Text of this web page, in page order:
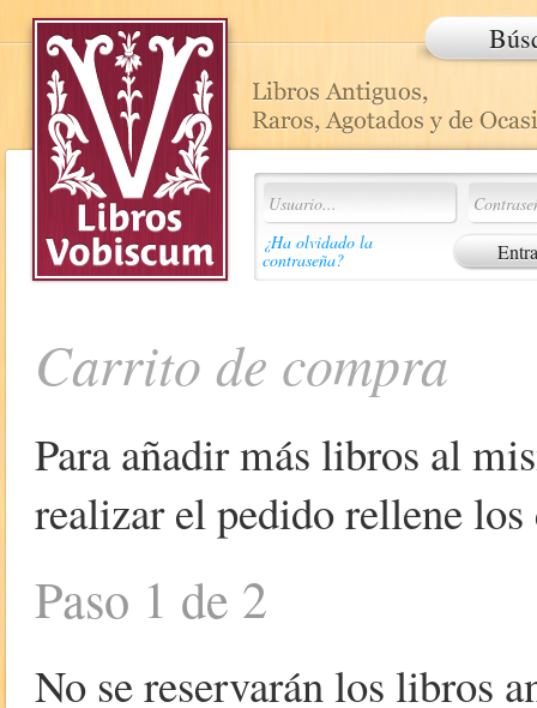
¿Ha olvidado la
contraseña?
Carrito de compra
Para añadir más libros al
realizar el pedido rellene
Paso 1 de 2
No se reservarán los libros